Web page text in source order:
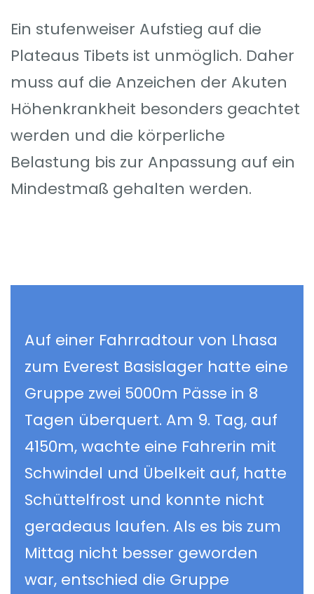
Ein stufenweiser Aufstieg auf die
Plateaus Tibets ist unmöglich. Daher
muss auf die Anzeichen der Akuten
Höhenkrankheit besonders geachtet
werden und die körperliche
Belastung bis zur Anpassung auf ein
Mindestmaß gehalten werden.
Auf einer Fahrradtour von Lhasa
zum Everest Basislager hatte eine
Gruppe zwei 5000m Pässe in 8
Tagen überquert. Am 9. Tag, auf
4150m, wachte eine Fahrerin mit
Schwindel und Übelkeit auf, hatte
Schüttelfrost und konnte nicht
geradeaus laufen. Als es bis zum
Mittag nicht besser geworden
war, entschied die Gruppe